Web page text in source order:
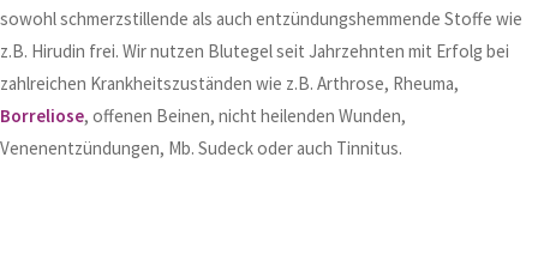
sowohl schmerzstillende als auch entzündungshemmende Stoffe wie
z.B. Hirudin frei. Wir nutzen Blutegel seit Jahrzehnten mit Erfolg bei
zahlreichen Krankheitszuständen wie z.B. Arthrose, Rheuma,
Borreliose, offenen Beinen, nicht heilenden Wunden,
Venenentzündungen, Mb. Sudeck oder auch Tinnitus.